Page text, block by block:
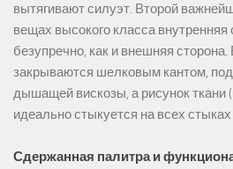
вытягивают силуэт. Второй
вещах высокого класса
безупречно, как и внешняя
закрываются шелковым кантом,
дышащей вискозы, а рисунок ткани
идеально стыкуется на всех
Сдержанная палитра и